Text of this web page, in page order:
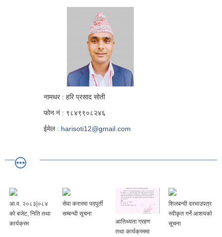
नामथर : हरि प्रसाद सोती
फोन नं : ९८४९९०८२४६
ईमेल : harisoti12@gmail.com
आ.व. २०८३|०८४
को बजेट, निति तथा
कार्यक्रम
सेवा करारमा पदपुर्ती
सम्बन्धी सूचना
आतिथ्यता ग्रहण
तथा कार्यक्रममा
शिलबन्दी दरभाउपत्र
स्वीकृत गर्ने आशयको
सूचना